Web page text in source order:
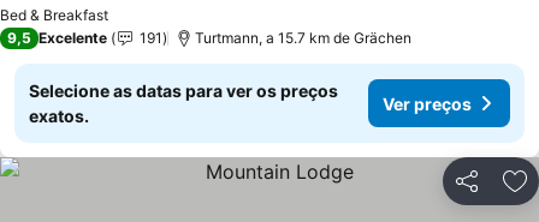
Bed & Breakfast
9,5 Excelente 191 Turtmann, a 15.7 km de Grächen
Selecione as datas para ver os preços
exatos.
Ver preços
Partilhar